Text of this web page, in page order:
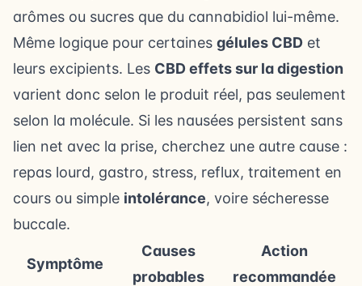
arômes ou sucres que du cannabidiol lui-même.
Même logique pour certaines gélules CBD et
leurs excipients. Les CBD effets sur la digestion
varient donc selon le produit réel, pas seulement
selon la molécule. Si les nausées persistent sans
lien net avec la prise, cherchez une autre cause :
repas lourd, gastro, stress, reflux, traitement en
cours ou simple intolérance, voire sécheresse
buccale.
Symptôme
Causes
probables
Action
recommandée